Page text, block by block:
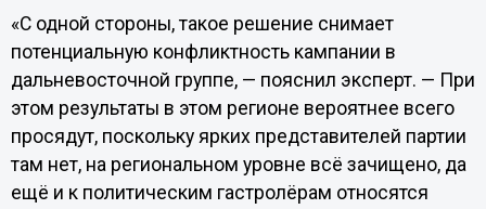
«С одной стороны, такое решение снимает
потенциальную конфликтность кампании в
дальневосточной группе, — пояснил эксперт. — При
этом результаты в этом регионе вероятнее всего
просядут, поскольку ярких представителей партии
там нет, на региональном уровне всё зачищено, да
ещё и к политическим гастролёрам относятся